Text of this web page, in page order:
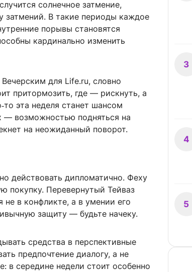
солнечное затмение,
затмений. В такие периоды каждое
порывы становятся
кардинально изменить
для Life.ru, словно
притормозить, где — рискнуть, а
эта неделя станет шансом
— возможностью подняться на
на неожиданный поворот.
действовать дипломатично. Феху
покупку. Перевернутый Тейваз
не в конфликте, а в умении его
защиту — будьте начеку.
средства в перспективные
предпочтение диалогу, а не
в середине недели стоит особенно
3
4
5